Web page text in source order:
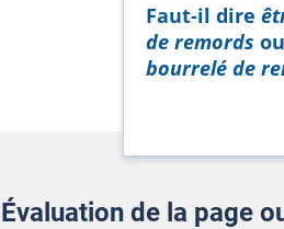
Faut-il dire
de remords ou
bourrelé de
Évaluation de la page